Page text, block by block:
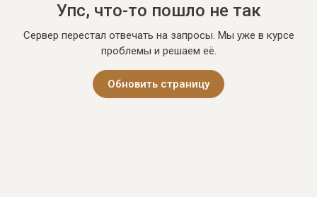
Упс, что-то пошло не так
Сервер перестал отвечать на запросы. Мы уже в курсе
проблемы и решаем её.
Обновить страницу